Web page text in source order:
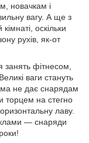
новачкам і
вагу. А ще з
оскільки
рухів, як-от
занять фітнесом,
ваги стануть
не дає снарядам
торцем на стегно
лаву.
— снаряди